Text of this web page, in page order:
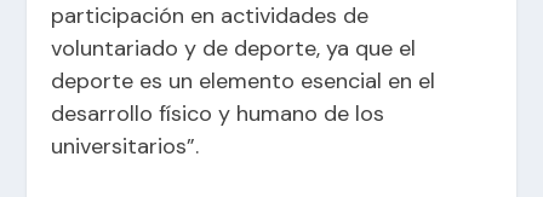
participación en actividades de
voluntariado y de deporte, ya que el
deporte es un elemento esencial en el
desarrollo físico y humano de los
universitarios”.